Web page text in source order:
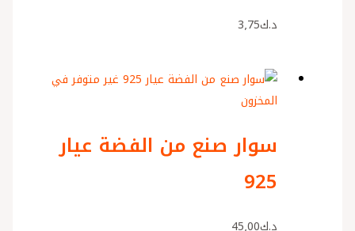
د.ك3٫75
غير متوفر في
المخزون
سوار صنع من الفضة عيار
925
د.ك45٫00